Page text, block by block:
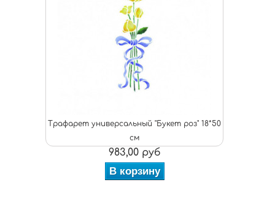
Трафарет универсальный "Букет роз" 18*50
см
983,00 руб
В корзину